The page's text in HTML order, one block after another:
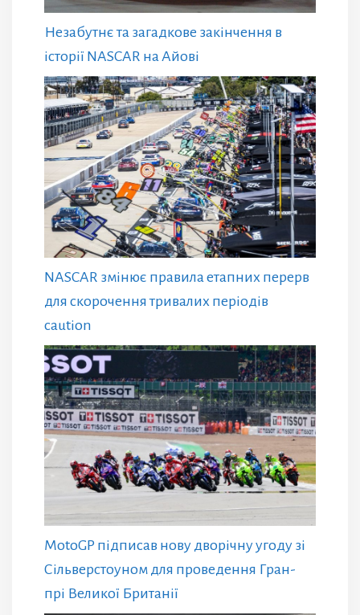
Незабутнє та загадкове закінчення в
історії NASCAR на Айові
NASCAR змінює правила етапних перерв
для скорочення тривалих періодів
caution
MotoGP підписав нову дворічну угоду зі
Сільверстоуном для проведення Гран-
прі Великої Британії